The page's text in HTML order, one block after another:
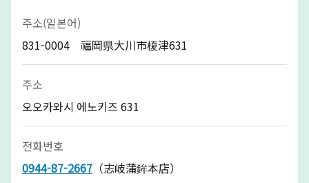
주소(일본어)
831-0004 福岡県大川市榎津631
주소
오오카와시 에노키즈 631
전화번호
0944-87-2667 （志岐蒲鉾本店）